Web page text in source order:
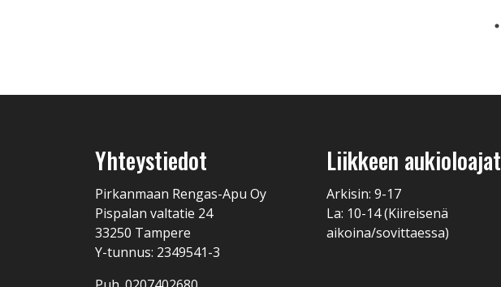
Yhteystiedot
Pirkanmaan Rengas-Apu Oy
Pispalan valtatie 24
33250 Tampere
Y-tunnus: 2349541-3
Liikkeen aukioloajat
Arkisin: 9-17
La: 10-14 (Kiireisenä
aikoina/sovittaessa)